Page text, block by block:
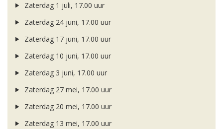
Zaterdag 1 juli, 17.00 uur
Zaterdag 24 juni, 17.00 uur
Zaterdag 17 juni, 17.00 uur
Zaterdag 10 juni, 17.00 uur
Zaterdag 3 juni, 17.00 uur
Zaterdag 27 mei, 17.00 uur
Zaterdag 20 mei, 17.00 uur
Zaterdag 13 mei, 17.00 uur